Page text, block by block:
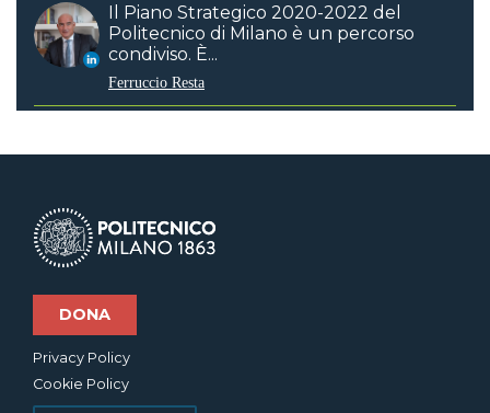
Il Piano Strategico 2020-2022 del
Politecnico di Milano è un percorso
condiviso. È...
Ferruccio Resta
DONA
Privacy Policy
Cookie Policy